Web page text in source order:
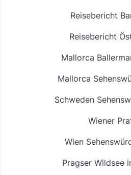
Reisebericht
Reisebericht
Mallorca
Mallorca
Schweden
Wiener
Wien
Pragser Wildsee